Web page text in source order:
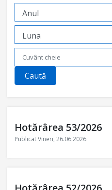
Caută
Hotărârea 53/2026
Publicat Vineri, 26.06.2026